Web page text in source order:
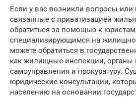
Если у вас возникли вопросы
связанные с приватизацией
обратиться за помощью к
специализирующимся на
можете обратиться в
как жилищные инспекции, органы
самоуправления и прокуратуру.
юридические консультации,
населению на основании